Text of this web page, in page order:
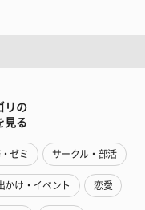
リの
見る
ゼミ サークル・部活
かけ・イベント 恋愛